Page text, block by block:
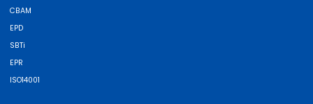
CBAM
EPD
SBTi
EPR
ISO14001